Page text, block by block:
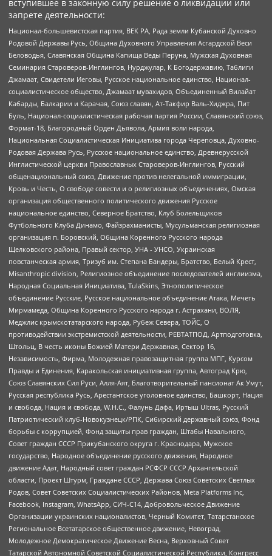
вступившее в законную силу решение о ликвидации или
запрете деятельности:
Национал-большевистская партия, ВЕК РА, Рада земли Кубанской Духовно
Родовой Державы Русь, Община Духовного Управления Асгардской Веси
Беловодья, Славянская Община Капища Веды Перуна, Мужская Духовная
Семинария Староверов-Инглингов, Нурджулар, К Богодержавию, Таблиги
Джамаат, Свидетели Иеговы, Русское национальное единство, Национал-
социалистическое общество, Джамаат мувахидов, Объединенный Вилайат
Кабарды, Балкарии и Карачая, Союз славян, Ат-Такфир Валь-Хиджра, Пит
Буль, Национал-социалистическая рабочая партия России, Славянский союз,
Формат-18, Благородный Орден Дьявола, Армия воли народа,
Национальная Социалистическая Инициатива города Череповца, Духовно-
Родовая Держава Русь, Русское национальное единство, Древнерусской
Инглистической церкви Православных Староверов-Инглингов, Русский
общенациональный союз, Движение против нелегальной иммиграции,
Кровь и Честь, О свободе совести и о религиозных объединениях, Омская
организация общественного политического движения Русское
национальное единство, Северное Братство, Клуб Болельщиков
Футбольного Клуба Динамо, Файзрахманисты, Мусульманская религиозная
организация п. Боровский, Община Коренного Русского народа
Щелковского района, Правый сектор, УНА - УНСО, Украинская
повстанческая армия, Тризуб им. Степана Бандеры, Братство, Белый Крест,
Misanthropic division, Религиозное объединение последователей инглиизма,
Народная Социальная Инициатива, TulaSkins, Этнополитическое
объединение Русские, Русское национальное объединение Атака, Мечеть
Мирмамеда, Община Коренного Русского народа г. Астрахани, ВОЛЯ,
Меджлис крымскотатарского народа, Рубеж Севера, ТОЙС, О
противодействии экстремистской деятельности, РЕВТАТПОД, Артподготовка,
Штольц, В честь иконы Божией Матери Державная, Сектор 16,
Независимость, Фирма, Молодежная правозащитная группа МПГ, Курсом
Правды и Единения, Каракольская инициативная группа, Автоград Крю,
Союз Славянских Сил Руси, Алля-Аят, Благотворительный пансионат Ак Умут,
Русская республика Русь, Арестантское уголовное единство, Башкорт, Нация
и свобода, Нация и свобода, W.H.С., Фалунь Дафа, Иртыш Ultras, Русский
Патриотический клуб-Новокузнецк/РПК, Сибирский державный союз, Фонд
борьбы с коррупцией, Фонд защиты прав граждан, Штабы Навального,
Совет граждан СССР Прикубанского округа г. Краснодара, Мужское
государство, Народное объединение русского движения, Народное
движение Адат, Народный совет граждан РСФСР СССР Архангельской
области, Проект Штурм, Граждане СССР, Держава Союз Советских Светлых
Родов, Совет Советских Социалистических Районов, Meta Platforms Inc,
Facebook, Instagram, WhatsApp, СИЧ-С14, Добровольческое Движение
Организации украинских националистов, Черный Комитет, Татарстанское
Региональное Всетатарское общественное движение, Невоград,
Молодежное Демократическое Движение Весна, Верховный Совет
Татарской Автономной Советской Социалистической Республики, Конгресс